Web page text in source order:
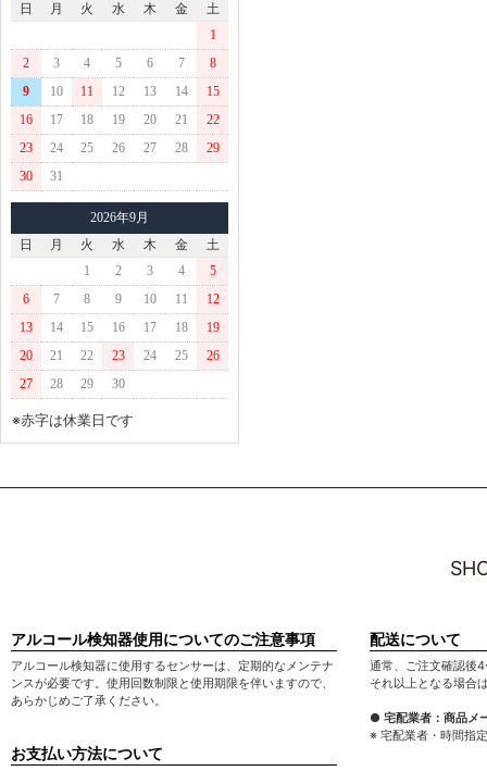
日
月 火 水 木 金
土
1
2
3 4 5 6 7
8
9
10 11 12 13 14
15
16
17 18 19 20 21
22
23
24 25 26 27 28
29
30
31
2026年9月
日
月 火 水 木 金
土
1
2 3 4
5
6
7 8 9 10 11
12
13
14 15 16 17 18
19
20
21 22 23 24 25
26
27
28 29 30
※赤字は休業日です
アルコール検知器使用についてのご注意事項
アルコール検知器に使用するセンサーは、定期的なメンテナ
ンスが必要です。使用回数制限と使用期限を伴いますので、
あらかじめご了承ください。
お支払い方法について
配送について
通常、ご注文確認後
それ以上となる場合
● 宅配業者：商品メ
※ 宅配業者・時間指